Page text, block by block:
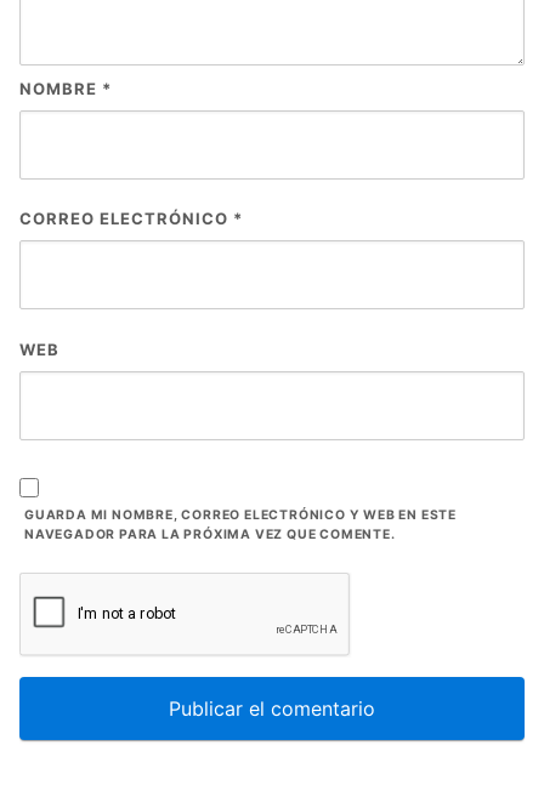
NOMBRE *
CORREO ELECTRÓNICO *
WEB
GUARDA MI NOMBRE, CORREO ELECTRÓNICO Y WEB EN ESTE
NAVEGADOR PARA LA PRÓXIMA VEZ QUE COMENTE.